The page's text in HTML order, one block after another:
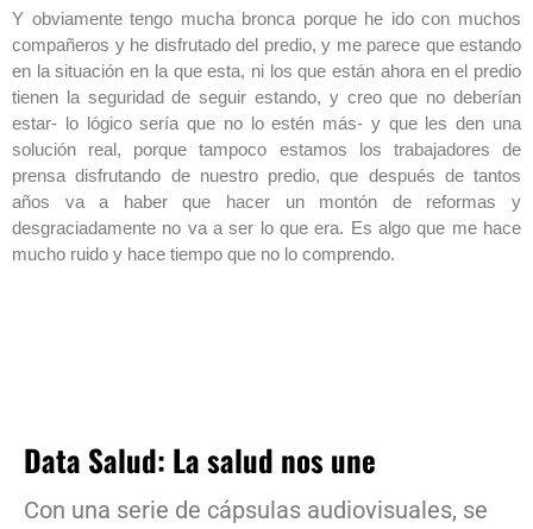
Y obviamente tengo mucha bronca porque he ido con muchos
compañeros y he disfrutado del predio, y me parece que estando
en la situación en la que esta, ni los que están ahora en el predio
tienen la seguridad de seguir estando, y creo que no deberían
estar- lo lógico sería que no lo estén más- y que les den una
solución real, porque tampoco estamos los trabajadores de
prensa disfrutando de nuestro predio, que después de tantos
años va a haber que hacer un montón de reformas y
desgraciadamente no va a ser lo que era. Es algo que me hace
mucho ruido y hace tiempo que no lo comprendo.
Data Salud: La salud nos une
Con una serie de cápsulas audiovisuales, se